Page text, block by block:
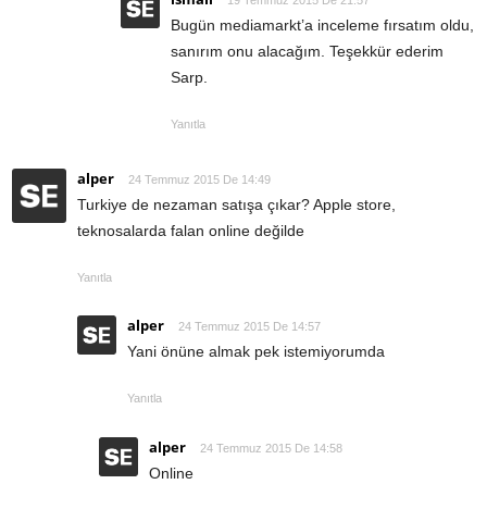
Bugün mediamarkt’a inceleme fırsatım oldu,
sanırım onu alacağım. Teşekkür ederim
Sarp.
Yanıtla
alper 24 Temmuz 2015 De 14:49
Turkiye de nezaman satışa çıkar? Apple store,
teknosalarda falan online değilde
Yanıtla
alper 24 Temmuz 2015 De 14:57
Yani önüne almak pek istemiyorumda
Yanıtla
alper 24 Temmuz 2015 De 14:58
Online